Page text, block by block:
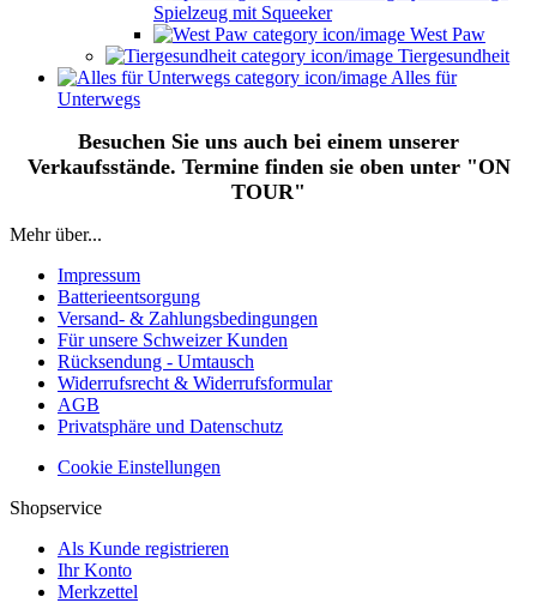
Spielzeug mit Squeeker
West Paw
Tiergesundheit
Alles für
Unterwegs
Besuchen Sie uns auch bei einem unserer
Verkaufsstände. Termine finden sie oben unter "ON
TOUR"
Mehr über...
Impressum
Batterieentsorgung
Versand- & Zahlungsbedingungen
Für unsere Schweizer Kunden
Rücksendung - Umtausch
Widerrufsrecht & Widerrufsformular
AGB
Privatsphäre und Datenschutz
Cookie Einstellungen
Shopservice
Als Kunde registrieren
Ihr Konto
Merkzettel